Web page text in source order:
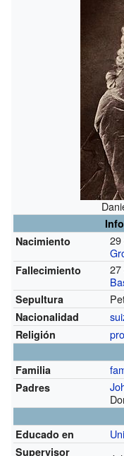
Nacimiento
29
Fallecimiento
27
Sepultura
Nacionalidad
Religión
Familia
Padres
Educado en
Supervisor